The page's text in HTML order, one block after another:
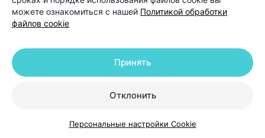
В такой ситуации даже качественный уход не
можете ознакомиться с нашей Политикой обработки
файлов cookie
Отклонить
Принять
Персональные настройки Cookie